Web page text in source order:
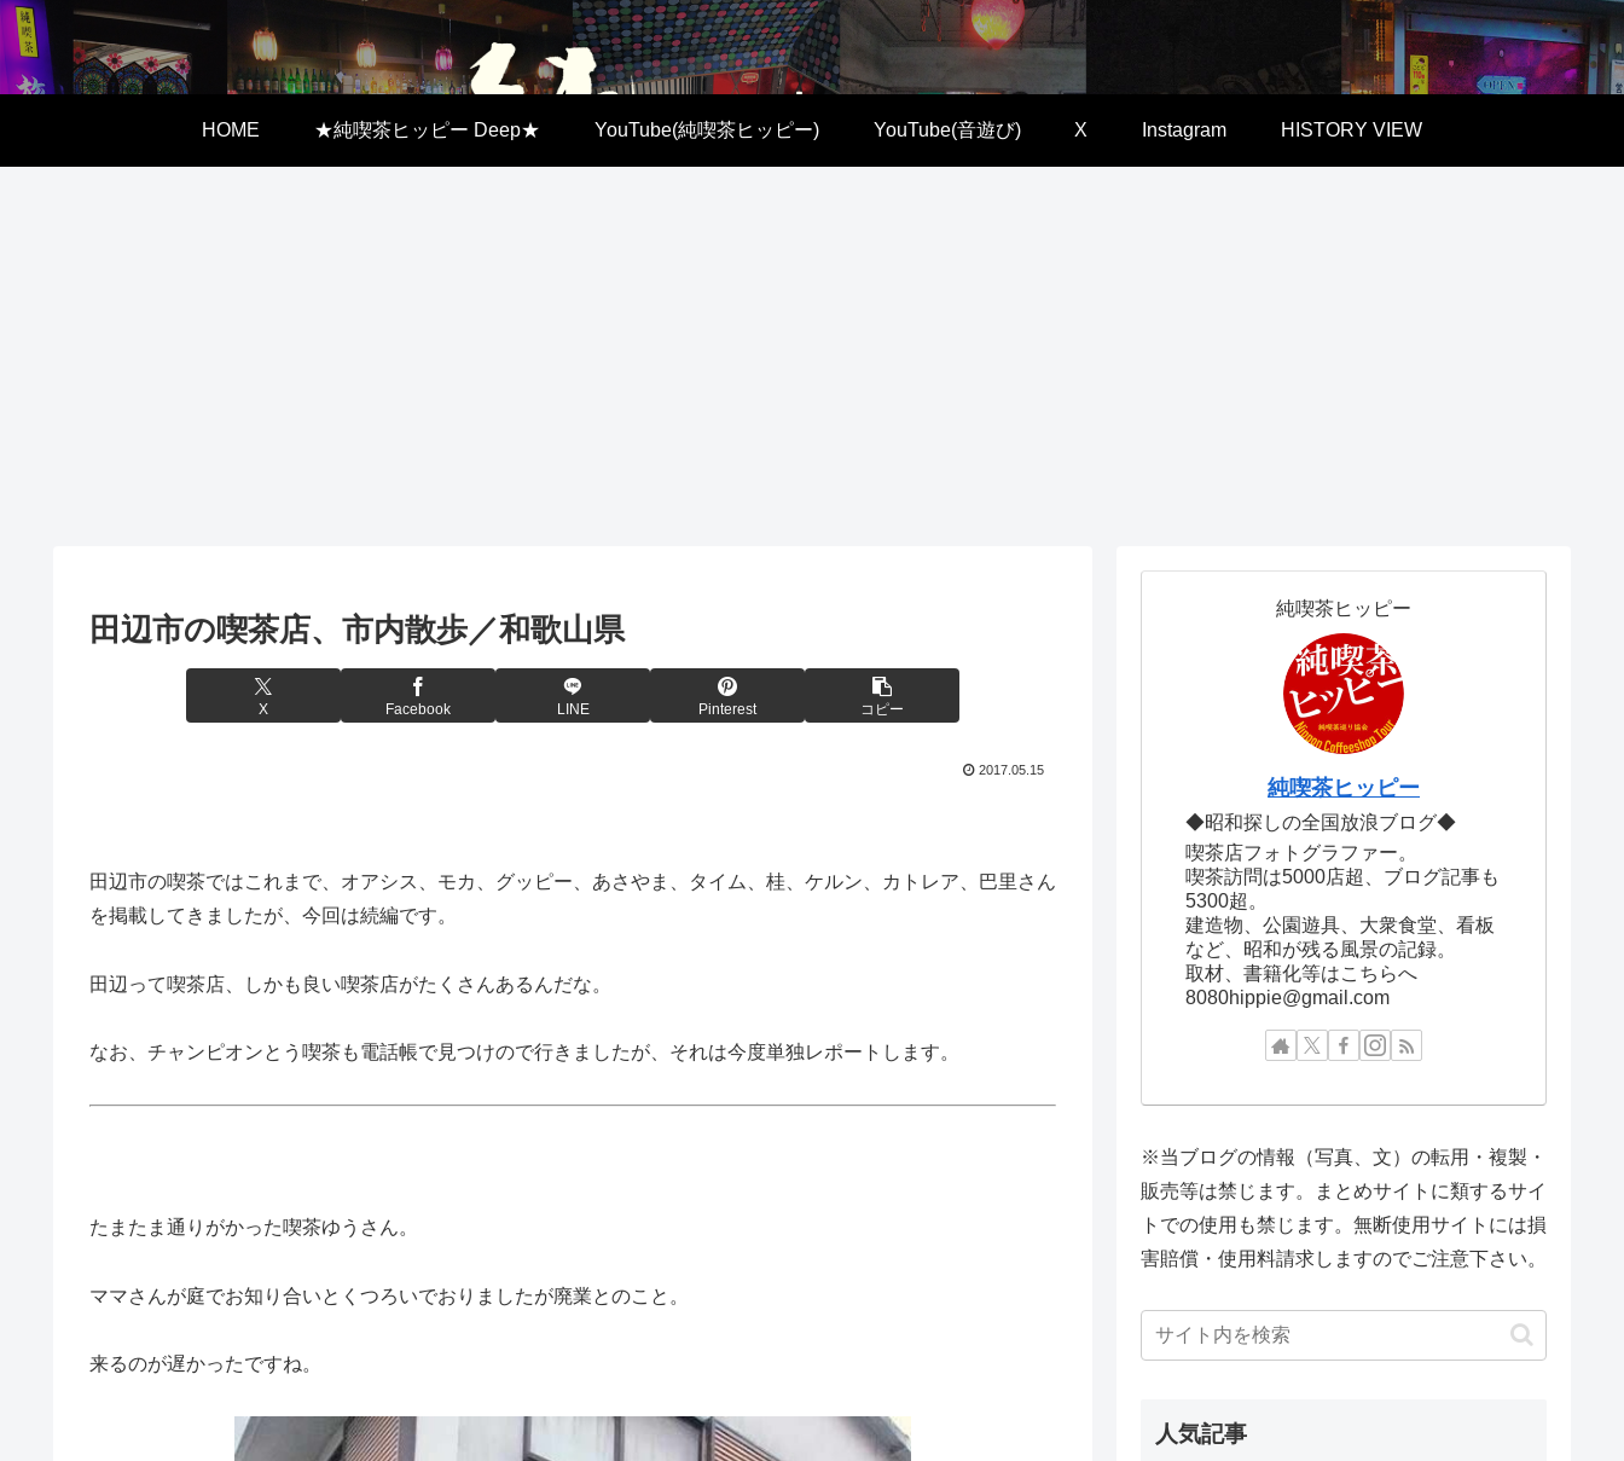
HOME ★純喫茶ヒッピー Deep★ YouTube(純喫茶ヒッピー) YouTube(音遊び) X Instagram HISTORY VIEW
田辺市の喫茶店、市内散歩／和歌山県
X Facebook LINE Pinterest コピー
2017.05.15
田辺市の喫茶ではこれまで、オアシス、モカ、グッピー、あさやま、タイム、桂、ケルン、カトレア、巴里さん
を掲載してきましたが、今回は続編です。
田辺って喫茶店、しかも良い喫茶店がたくさんあるんだな。
なお、チャンピオンとう喫茶も電話帳で見つけので行きましたが、それは今度単独レポートします。
たまたま通りがかった喫茶ゆうさん。
ママさんが庭でお知り合いとくつろいでおりましたが廃業とのこと。
来るのが遅かったですね。
純喫茶ヒッピー
純喫茶ヒッピー
◆昭和探しの全国放浪ブログ◆
喫茶店フォトグラファー。
喫茶訪問は5000店超、ブログ記事も
5300超。
建造物、公園遊具、大衆食堂、看板
など、昭和が残る風景の記録。
取材、書籍化等はこちらへ
8080hippie@gmail.com
※当ブログの情報（写真、文）の転用・複製・
販売等は禁じます。まとめサイトに類するサイ
トでの使用も禁じます。無断使用サイトには損
害賠償・使用料請求しますのでご注意下さい。
人気記事